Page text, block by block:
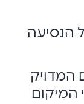
הנסיעה
המדויק
המיקום